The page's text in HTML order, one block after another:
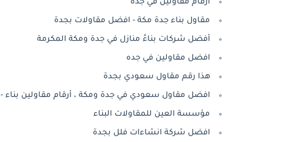
ارقام مقاولين في جدة
مقاول بناء جدة مكة - افضل مقاولات بجدة
أفضل شركات بناءً منازل في جدة ومكة المكرمة
افضل مقاولين في جده
‫هذا رقم مقاول سعودي بجدة
افضل مقاول سعودي في جدة ومكة ، أرقام مقاولين بناء - Building contractors
‫مؤسسة العين للمقاولات البناء
افضل شركة انشاءات فلل بجدة